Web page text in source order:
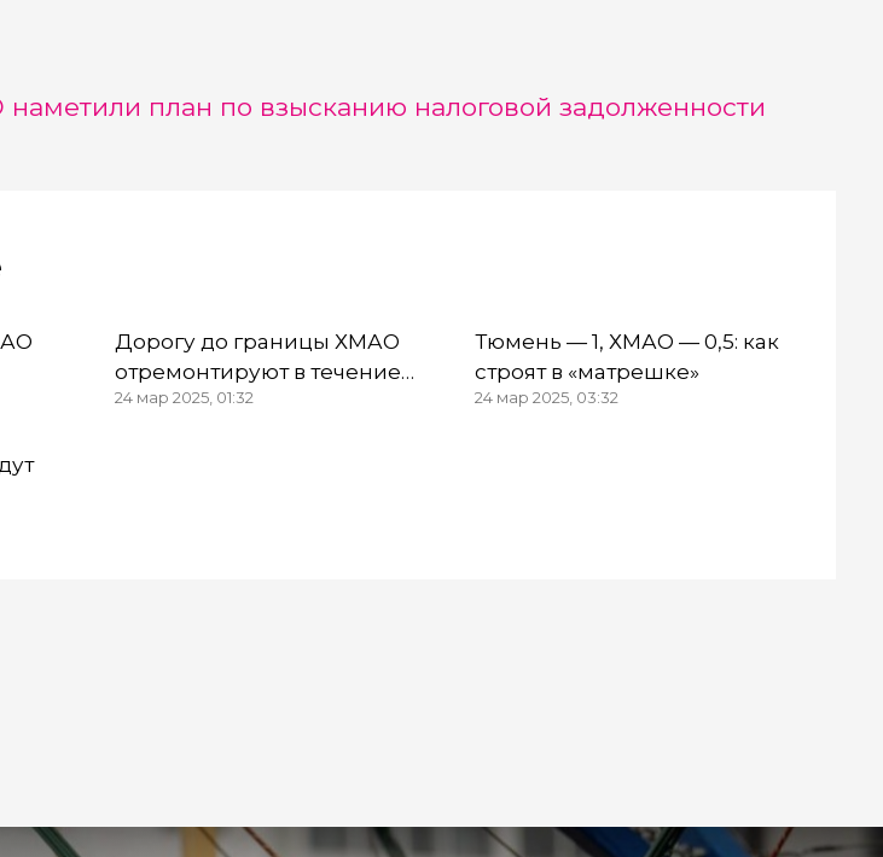
план по взысканию налоговой задолженности
Дорогу до границы ХМАО
отремонтируют в течение
года
24 мар 2025, 01:32
Тюмень — 1, ХМАО — 0,5: как
строят в «матрешке»
24 мар 2025, 03:32